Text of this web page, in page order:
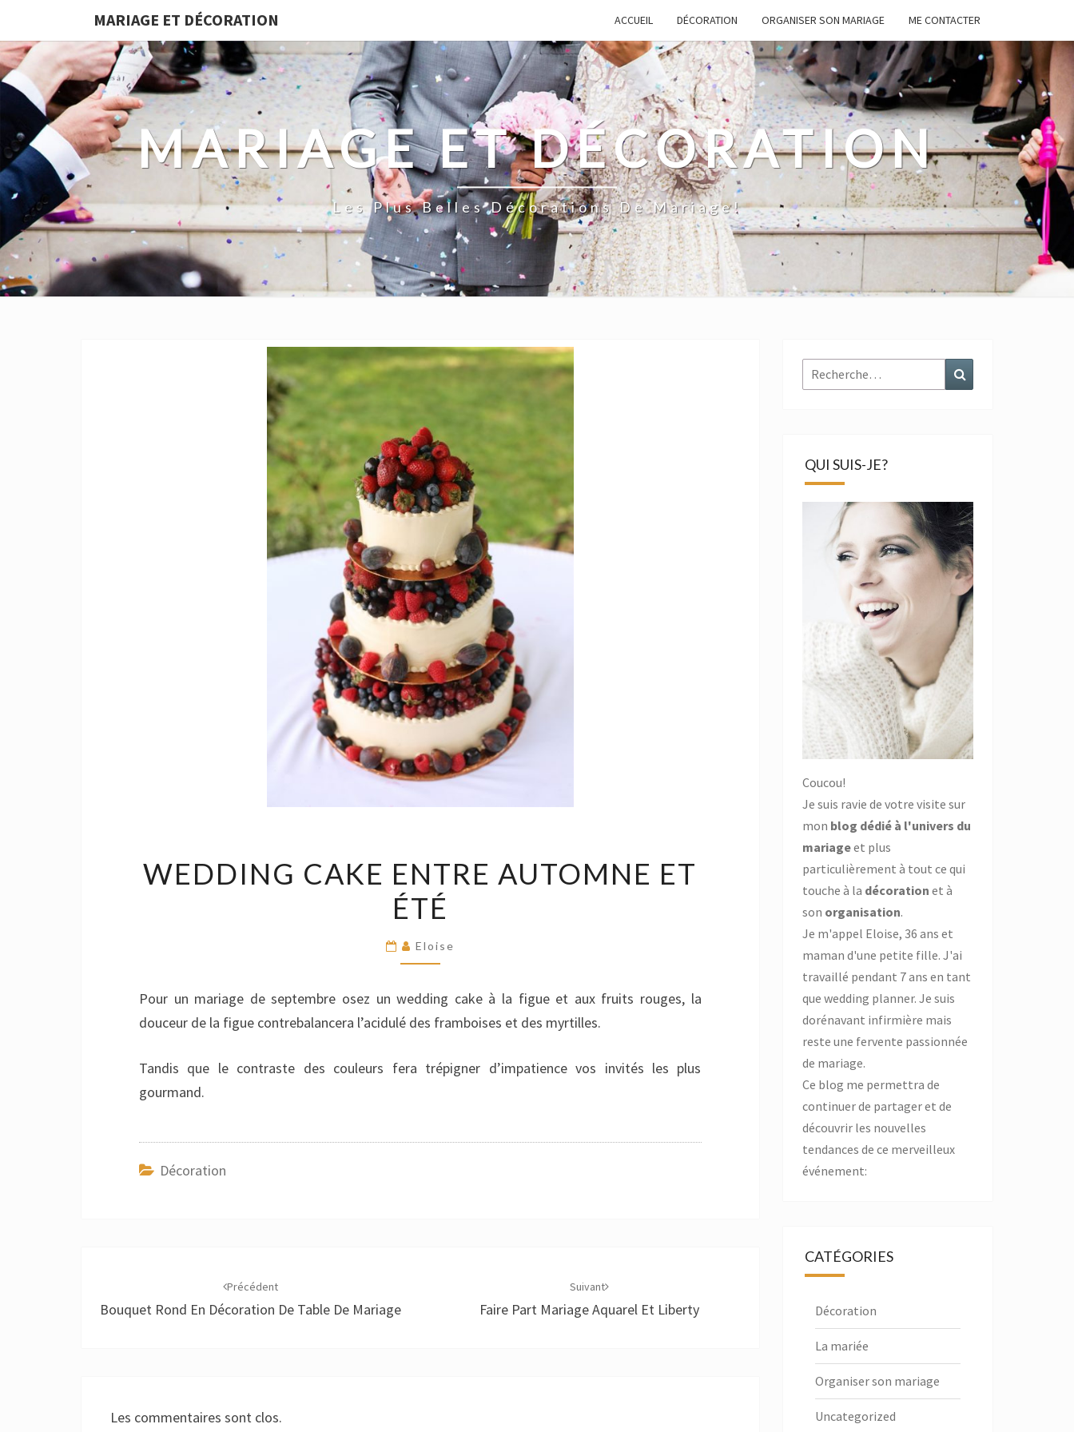
MARIAGE ET DÉCORATION ACCUEIL DÉCORATION ORGANISER SON MARIAGE ME CONTACTER
MARIAGE ET DÉCORATION
Les Plus Belles Décorations De Mariage!
CAKE
ENTRE
AUTOMNE
ET
WEDDING CAKE ENTRE AUTOMNE ET
ÉTÉ
Eloise
Pour un mariage de septembre osez un wedding cake à la figue et aux fruits rouges, la
douceur de la figue contrebalancera l’acidulé des framboises et des myrtilles.
Tandis que le contraste des couleurs fera trépigner d’impatience vos invités les plus
gourmand.
Décoration
Précédent
Bouquet Rond En Décoration De Table De Mariage
Suivant
Faire Part Mariage Aquarel Et Liberty
Les commentaires sont clos.
Rechercher :
QUI SUIS-JE?
Coucou!
Je suis ravie de votre visite sur
mon blog dédié à l'univers du
mariageet plus
particulièrement à tout ce qui
touche à la décoration et à
son organisation.
Je m'appel Eloise, 36 ans et
maman d'une petite fille. J'ai
travaillé pendant 7 ans en tant
que wedding planner. Je suis
dorénavant infirmière mais
reste une fervente passionnée
de mariage.
Ce blog me permettra de
continuer de partager et de
découvrir les nouvelles
tendances de ce merveilleux
événement:
CATÉGORIES
Décoration
La mariée
Organiser son mariage
Uncategorized